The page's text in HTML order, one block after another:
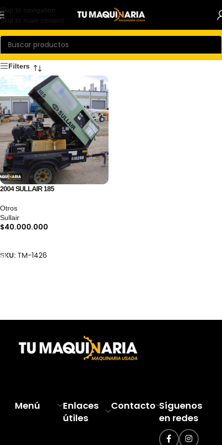
Skip to navigation
Skip to main content
Filters
2004 SULLAIR 185
Otros
Sullair
$40.000.000
SKU: TM-1426
Menú
Enlaces
útiles
Contacto Síguenos
en redes